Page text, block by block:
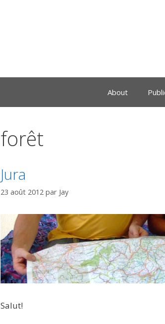
About
forêt
Jura
23 août 2012 par Jay
Salut!